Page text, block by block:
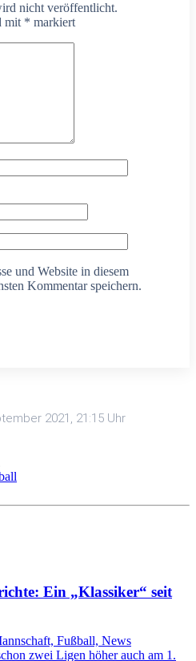
nicht veröffentlicht.
mit * markiert
und Website in diesem
Kommentar speichern.
2021, 21:15 Uhr
Ein „Klassiker“ seit
Fußball, News
zwei Ligen höher auch am 1.